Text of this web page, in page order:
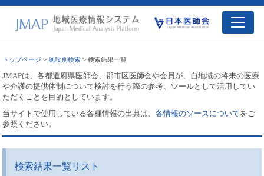
トップページ >施設別検索 > 検索結果一覧
JMAPは、各都道府県医師会、郡市区医師会や会員が、自地域の将来の医療
や介護の提供体制について検討を行う際の参考、ツールとして活用してい
ただくことを目的としています。
当サイトで使用している各種情報の出典は、各情報のソースについてをご
参照ください。
検索結果一覧リスト